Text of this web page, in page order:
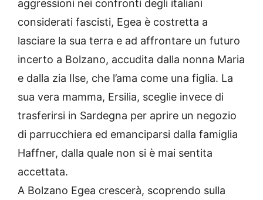
aggressioni nei confronti degli italiani
considerati fascisti, Egea è costretta a
lasciare la sua terra e ad affrontare un futuro
incerto a Bolzano, accudita dalla nonna Maria
e dalla zia Ilse, che l’ama come una figlia. La
sua vera mamma, Ersilia, sceglie invece di
trasferirsi in Sardegna per aprire un negozio
di parrucchiera ed emanciparsi dalla famiglia
Haffner, dalla quale non si è mai sentita
accettata.
A Bolzano Egea crescerà, scoprendo sulla